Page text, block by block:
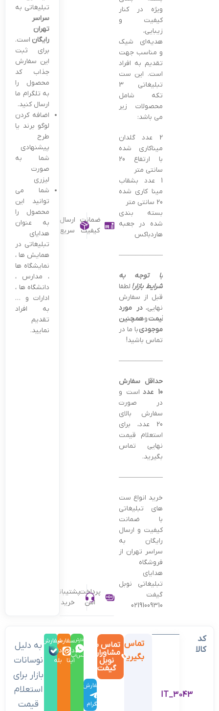
ویژه در کنار
کیفیت و
زیبایی،
هدیه‌ای شیک
و مناسب جهت
تقدیم به افراد
است. این ست
تبلیغاتی 3
تکه شامل
محصولات زیر
می باشد:
2 عدد گلدان
میناکاری شده
با ارتفاع 20
سانتی متر
1 عدد بشقاب
مینا کاری شده
20 سانتی متر
بسته بندی
شده در جعبه
هاردباکس
———————————————–
با توجه به
شرایط بازار! لطفا
قبل از سفارش
نهایی،در مورد
قیمتوهمچنین
موجودیبا ما در
تماس باشید!
———————————————–
حداقل سفارش
10 عدد
است و
در صورت
سفارش بالای
20 عدد، برای
استعلام قیمت
نهایی تماس
بگیرید.
———————————————–
خرید انواع ست
های تبلیغاتی
با ضمانت
کیفیت و ارسال
رایگان به
سراسر تهران از
فروشگاه
هدایای
تبلیغاتی نوبل
گیفت
02191009310
ضمانت
کیفیت
ارسال
سریع
پرداخت
امن
پشتیبانی
خرید
تبلیغاتی به
سراسر
تهران
رایگان است.
برای ثبت
این سفارش
جذاب کد
محصول را
به تلگرام ما
ارسال کنید.
اضافه کردن
لوگو برند یا
طرح
پیشنهادی
شما به
صورت
لیزری
شما می
توانید این
محصول را
به عنوان
هدایای
تبلیغاتی در
همایش ها ،
نمایشگاه ها
، مدارس ،
دانشگاه ها ،
ادارات و …
به افراد
تقدیم
نمایید.
کد
کالا
IT_3043
تماس
بگیرید
تماس با
مشاوران
نوبل
گیفت
سفارش
در
تلگرام
سفارش
در
واتس‌اپ
سفارش
در
ایتا
سفارش
در
بله
به دلیل
نوسانات
بازار برای
استعلام
قیمت